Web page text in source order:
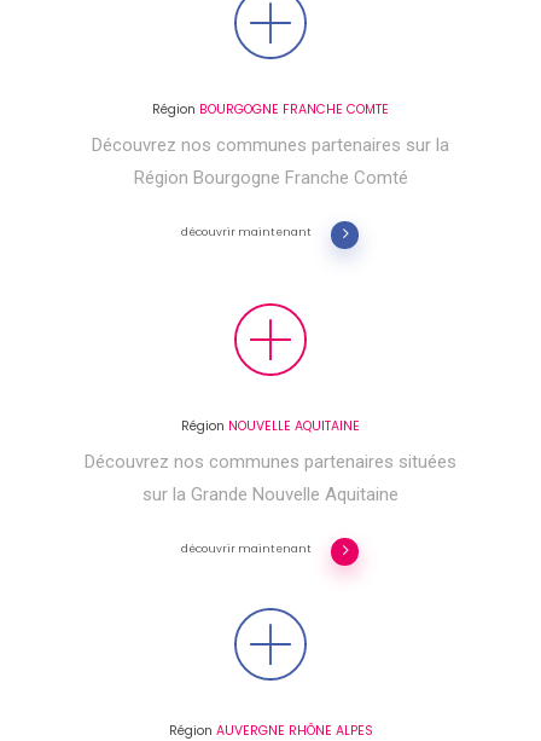
Région BOURGOGNE FRANCHE COMTE
Découvrez nos communes partenaires sur la
Région Bourgogne Franche Comté
découvrir maintenant
Région NOUVELLE AQUITAINE
Découvrez nos communes partenaires situées
sur la Grande Nouvelle Aquitaine
découvrir maintenant
Région AUVERGNE RHÔNE ALPES